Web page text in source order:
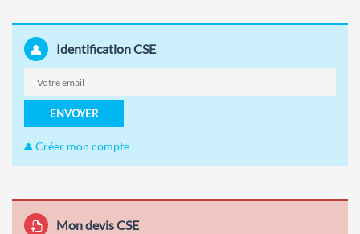
Identification CSE
ENVOYER
Créer mon compte
Mon devis CSE